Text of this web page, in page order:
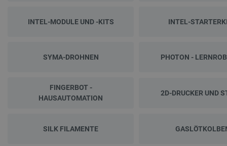
INTEL-MODULE UND -KITS INTEL-
SYMA-DROHNEN PHOTON -
FINGERBOT -
HAUSAUTOMATION
2D-DRUCKER UND
SILK FILAMENTE